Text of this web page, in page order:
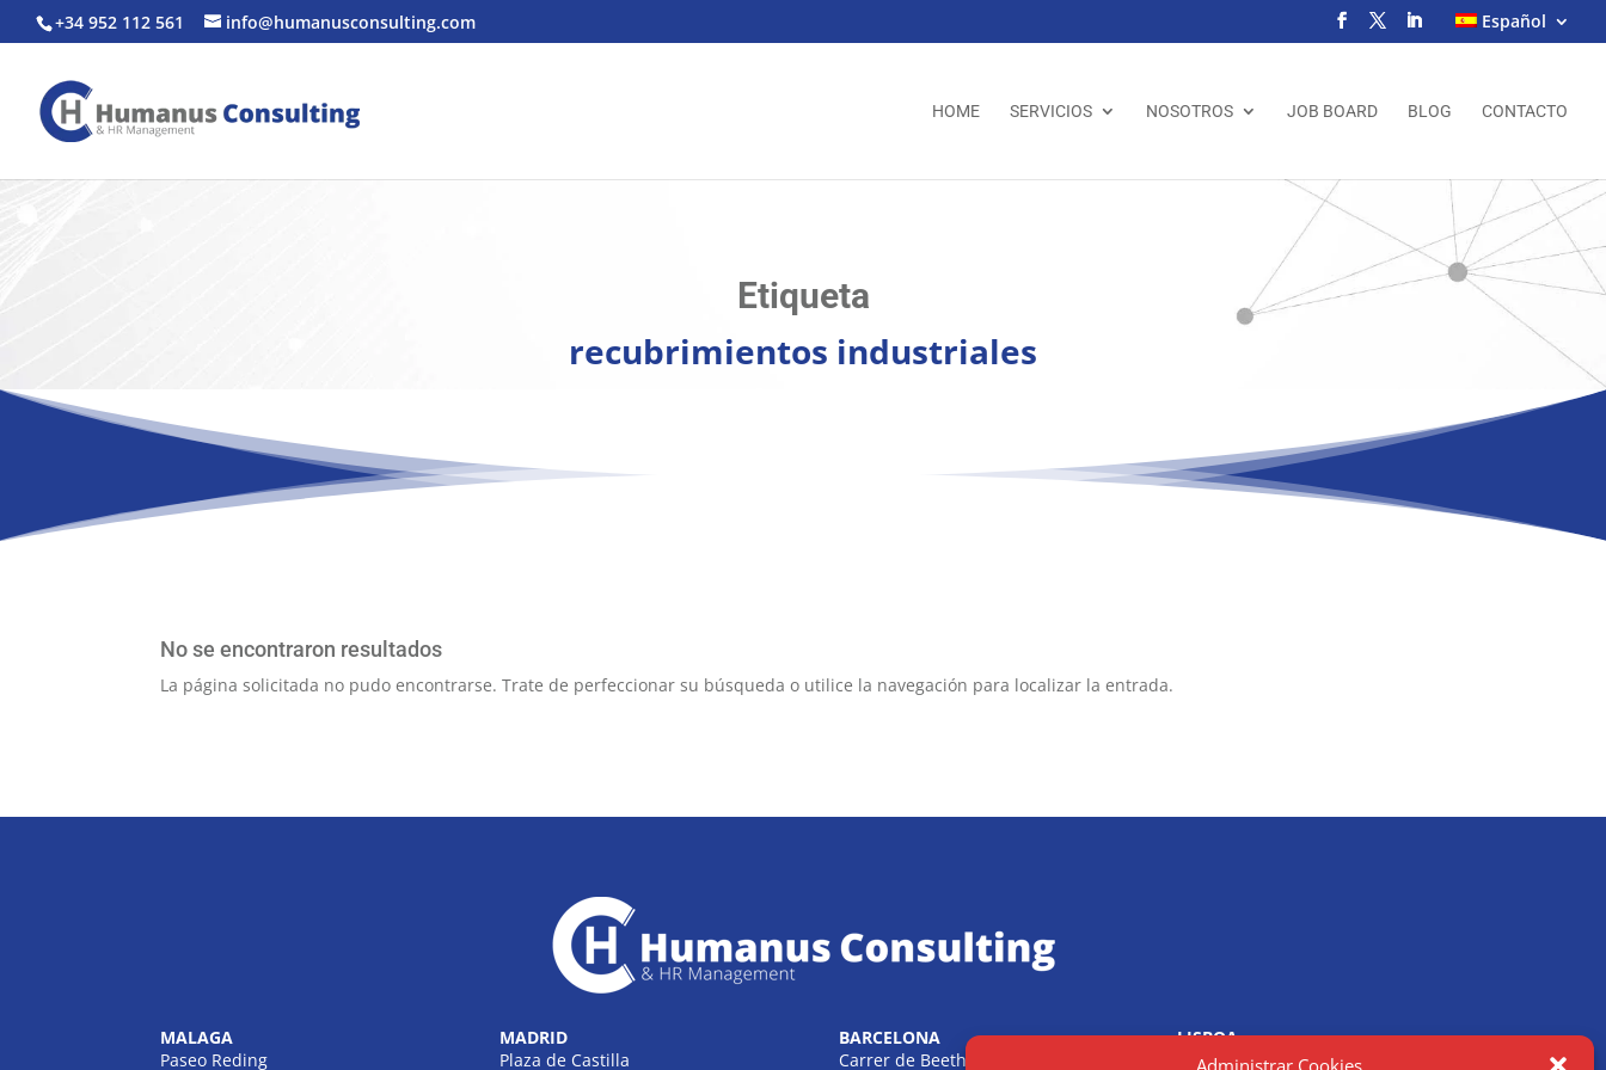
Administrar Cookies
+34 952 112 561 info@humanusconsulting.com Español
HOME SERVICIOS NOSOTROS JOB BOARD BLOG CONTACTO
Etiqueta
recubrimientos industriales
No se encontraron resultados
La página solicitada no pudo encontrarse. Trate de perfeccionar su búsqueda o utilice la navegación para localizar la entrada.
MALAGA
Paseo Reding
MADRID
Plaza de Castilla
BARCELONA
Carrer de Beethoven
LISBOA
R. Joaquim António de Aguiar